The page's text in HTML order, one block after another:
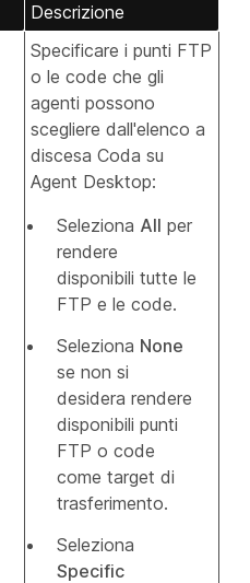
Descrizione
Specificare i punti FTP
o le code che gli
agenti possono
scegliere dall'elenco a
discesa Coda su
Agent Desktop:
Seleziona All per
rendere
disponibili tutte le
FTP e le code.
Seleziona None
se non si
desidera rendere
disponibili punti
FTP o code
come target di
trasferimento.
Seleziona
Specific